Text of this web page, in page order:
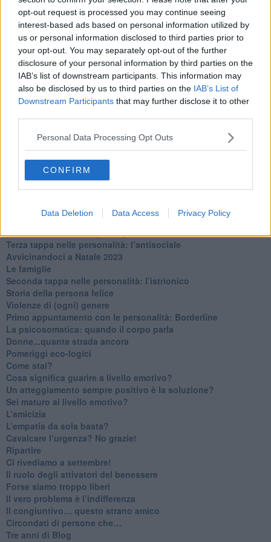
opt-out request is processed you may continue seeing
interest-based ads based on personal information utilized by
us or personal information disclosed to third parties prior to
your opt-out. You may separately opt-out of the further
disclosure of your personal information by third parties on the
IAB’s list of downstream participants. This information may
also be disclosed by us to third parties on the IAB’s List of
Downstream Participants that may further disclose it to other
Personal Data Processing Opt Outs
CONFIRM
Data Deletion Data Access Privacy Policy
La maternità
​L’uomo o l’orso?
Non hanno un amico a teatro​
​Tutta una questione di rispetto
​Cose che ci esauriscono
​Vespa che passione!
​Lasciate ai vostri figli il diritto di piangere
​Parole d’amore regalate al vento
​Saper pazientare
​Giornata del Fiocchetto Lilla
​Venerdì emozionalmente sostenibile
Ma ti ascolti?
Contornati di persone che…
Non dare niente per scontato
Quarta tappa nelle personalità: il narcisista
​Nuovi arrivi!
​Terza tappa nelle personalità: l’antisociale
​Avvicinandoci a Natale 2023
Le famiglie
Seconda tappa nelle personalità: l’istrionico
​Storia della persona felice
Violenze di (ogni) genere
​Primo appuntamento con le personalità: Borderline
La psicosomatica: quando il corpo parla
Donne...quanta strada ancora
​Pomeriggi eco-logici
​Come stai?
Cosa significa guarire a livello emotivo?
​Un atteggiamento sempre positivo è la soluzione?
​Sei maturo al livello emotivo?
​L’amicizia
​L’empatia da sola basta?
​Cavalcare l’urgenza? No grazie!
Ripartire
​Ci rivediamo a settembre!
​Il ruolo degli attivatori del benessere
​Forse siamo troppo liberi
​Il vero problema è l’indifferenza
​Il congiuntivo… questo strano amico
​Circondati di persone che…
​Tre anni di Blog